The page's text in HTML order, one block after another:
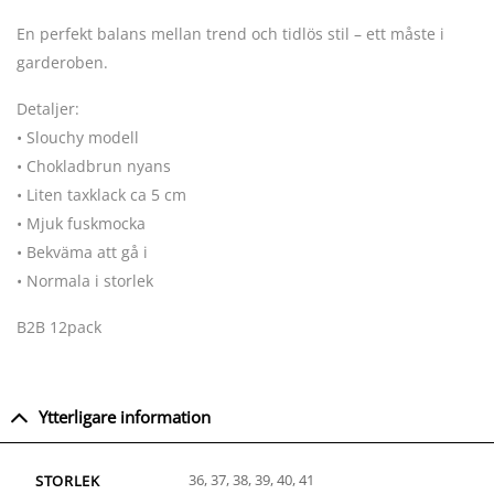
En perfekt balans mellan trend och tidlös stil – ett måste i
garderoben.
Detaljer:
• Slouchy modell
• Chokladbrun nyans
• Liten taxklack ca 5 cm
• Mjuk fuskmocka
• Bekväma att gå i
• Normala i storlek
B2B 12pack
Ytterligare information
STORLEK 36, 37, 38, 39, 40, 41